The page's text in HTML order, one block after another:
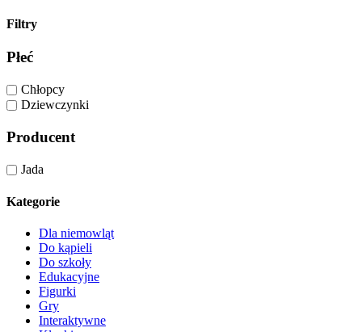
Filtry
Płeć
Chłopcy
Dziewczynki
Producent
Jada
Kategorie
Dla niemowląt
Do kąpieli
Do szkoły
Edukacyjne
Figurki
Gry
Interaktywne